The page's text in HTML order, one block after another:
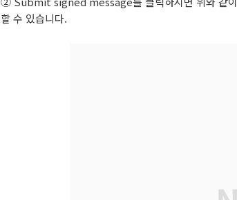
할 수 있습니다.